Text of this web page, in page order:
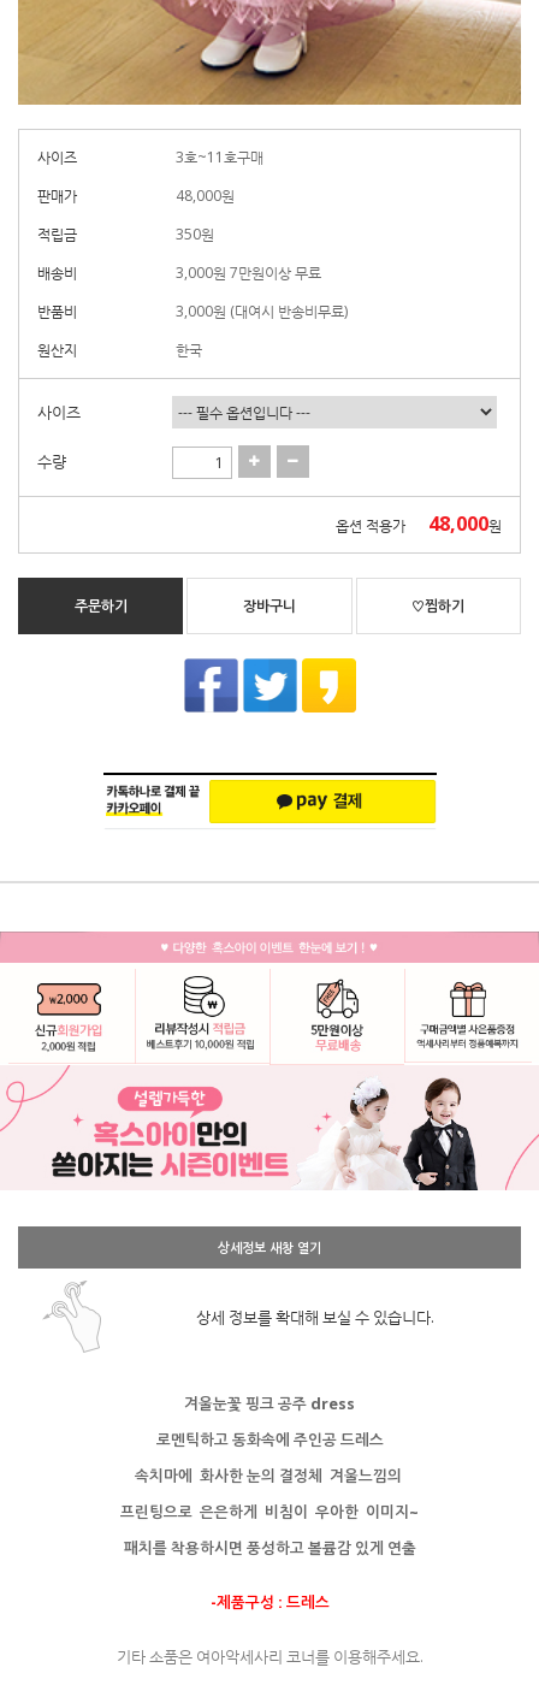
사이즈
3호~11호구매
판매가
48,000원
적립금
350원
배송비
3,000원 7만원이상 무료
반품비
3,000원 (대여시 반송비무료)
원산지
한국
사이즈
수량
옵션 적용가 48,000원
주문하기 장바구니 ♡찜하기
상세정보 새창 열기
상세 정보를 확대해 보실 수 있습니다.
겨울눈꽃 핑크 공주 dress
로멘틱하고 동화속에 주인공 드레스
속치마에 화사한 눈의 결정체 겨울느낌의
프린팅으로 은은하게 비침이 우아한 이미지~
패치를 착용하시면 풍성하고 볼륨감 있게 연출
-제품구성 : 드레스
기타 소품은 여아악세사리 코너를 이용해주세요.